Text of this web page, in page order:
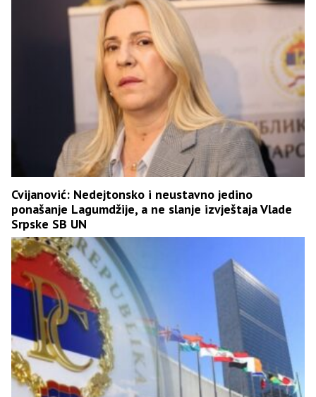
Cvijanović: Nedejtonsko i neustavno jedino
ponašanje Lagumdžije, a ne slanje izvještaja Vlade
Srpske SB UN